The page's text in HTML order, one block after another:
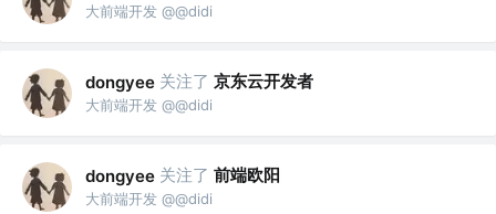
大前端开发 @@didi
dongyee 关注了 京东云开发者
大前端开发 @@didi
dongyee 关注了 前端欧阳
大前端开发 @@didi